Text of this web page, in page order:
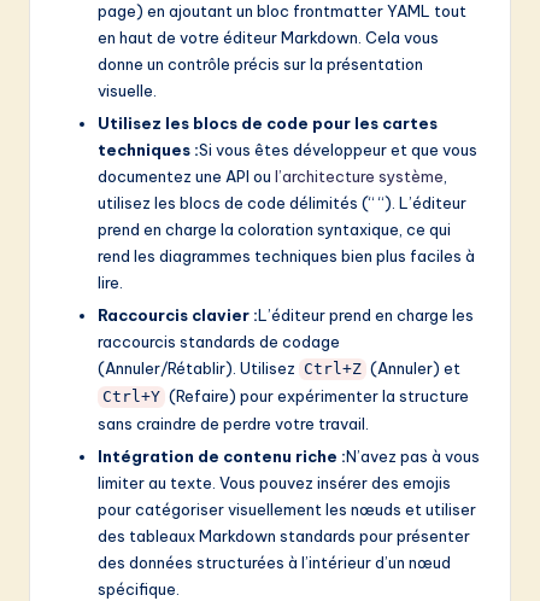
page) en ajoutant un bloc frontmatter YAML tout
en haut de votre éditeur Markdown. Cela vous
donne un contrôle précis sur la présentation
visuelle.
Utilisez les blocs de code pour les cartes
techniques :Si vous êtes développeur et que vous
documentez une API ou l’architecture système
utilisez les blocs de code délimités (“ “). L’éditeur
prend en charge la coloration syntaxique, ce qui
rend les diagrammes techniques bien plus faciles à
lire.
Raccourcis clavier :L’éditeur prend en charge les
raccourcis standards de codage
(Annuler/Rétablir). Utilisez Ctrl+Z (Annuler) et
Ctrl+Y (Refaire) pour expérimenter la structure
sans craindre de perdre votre travail.
Intégration de contenu riche :N’avez pas à vous
limiter au texte. Vous pouvez insérer des emojis
pour catégoriser visuellement les nœuds et utiliser
des tableaux Markdown standards pour présenter
des données structurées à l’intérieur d’un nœud
spécifique.